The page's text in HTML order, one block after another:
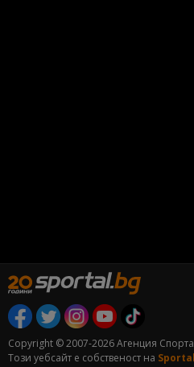
Copyright © 2007-2026 Агенция
Този уебсайт е собственост на